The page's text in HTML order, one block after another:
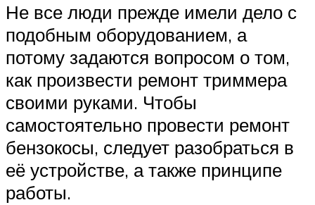
Не все люди прежде имели дело с
подобным оборудованием, а
потому задаются вопросом о том,
как произвести ремонт триммера
своими руками. Чтобы
самостоятельно провести ремонт
бензокосы, следует разобраться в
её устройстве, а также принципе
работы.